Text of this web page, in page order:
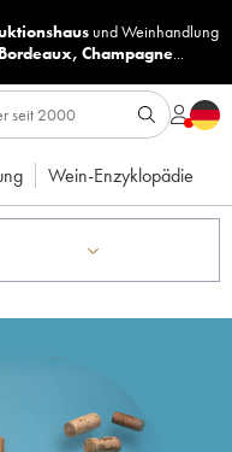
undWeinhandlung
Bordeaux, Champagne...
Wein-Enzyklopädie